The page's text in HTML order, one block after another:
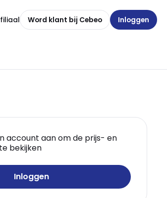
Word klant bij Cebeo Inloggen
account aan om de prijs- en
bekijken
Inloggen